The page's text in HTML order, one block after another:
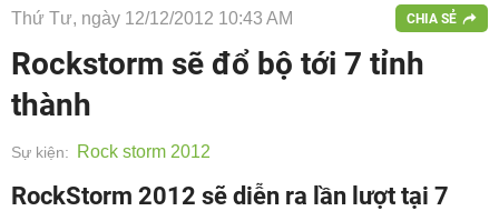
Thứ Tư, ngày 12/12/2012 10:43 AM CHIA SẺ
Rockstorm sẽ đổ bộ tới 7 tỉnh
thành
Sự kiện: Rock storm 2012
RockStorm 2012 sẽ diễn ra lần lượt tại 7